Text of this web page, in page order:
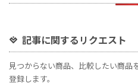
記事に関するリクエスト
見つからない商品、比較したい商品
登録します。